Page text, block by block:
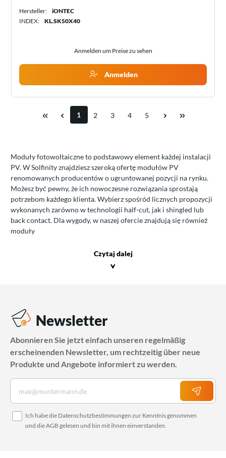
Hersteller:
iONTEC
INDEX:
KL.SK50X40
Anmelden um Preise zu sehen
Anmelden
1 2 3 4 5
Moduły fotowoltaiczne to podstawowy element każdej instalacji
PV. W Solfinity znajdziesz szeroką ofertę modułów PV
renomowanych producentów o ugruntowanej pozycji na rynku.
Możesz być pewny, że ich nowoczesne rozwiązania sprostają
potrzebom każdego klienta. Wybierz spośród licznych propozycji
wykonanych zarówno w technologii half-cut, jak i shingled lub
back contact. Dla wygody, w naszej ofercie znajdują się również
moduły
Czytaj dalej
>
Newsletter
Abonnieren Sie jetzt einfach unseren regelmäßig
erscheinenden Newsletter, um rechtzeitig über neue
Produkte und Angebote informiert zu werden.
Ich habe die Datenschutzbestimmungen zur Kenntnis genommen
und dieAGB gelesen und bin mit ihnen einverstanden.